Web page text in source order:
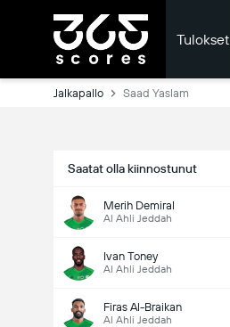
Tulokset
Jalkapallo Saad Yaslam
Saatat olla kiinnostunut
Merih Demiral
Al Ahli Jeddah
Ivan Toney
Al Ahli Jeddah
Firas Al-Braikan
Al Ahli Jeddah